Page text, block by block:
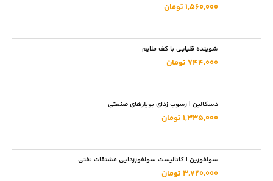
1,560,000 تومان
شوینده قلیایی با کف ملایم
744,000 تومان
دسکالین | رسوب زدای بویلرهای صنعتی
1,335,000 تومان
سولفورین | کاتالیست سولفورزدایی مشتقات نفتی
3,720,000 تومان